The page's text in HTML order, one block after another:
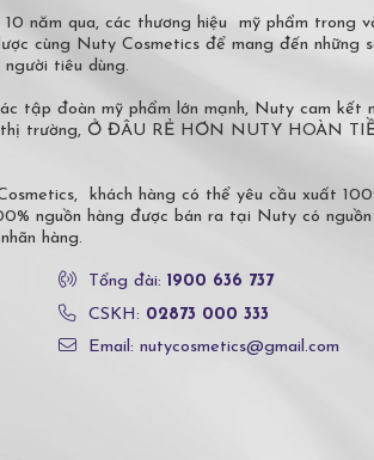
năm qua, các thương hiệu mỹ phẩm trong
cùng Nuty Cosmetics để mang đến những
tiêu dùng.
tập đoàn mỹ phẩm lớn mạnh, Nuty cam kết
thị trường, Ở ĐÂU RẺ HƠN NUTY HOÀN
khách hàng có thể yêu cầu xuất
nguồn hàng được bán ra tại Nuty có nguồn
hàng.
Tổng đài: 1900 636 737
CSKH: 02873 000 333
Email: nutycosmetics@gmail.com